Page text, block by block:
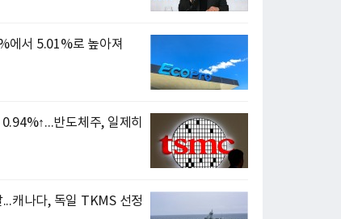
에서 5.01%로 높아져
반도체주, 일제히
캐나다, 독일 TKMS 선정